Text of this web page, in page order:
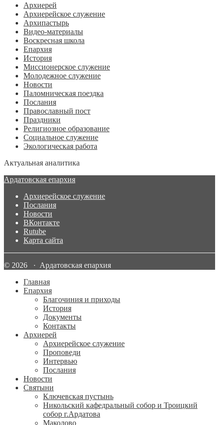
Архиерей
Архиерейское служение
Архипастырь
Видео-материалы
Воскресная школа
Епархия
История
Миссионерское служение
Молодежное служение
Новости
Паломническая поездка
Послания
Православный пост
Праздники
Религиозное образование
Социальное служение
Экологическая работа
Актуальная аналитика
Ардатовская епархия
Архиерейское служение
Послания
Новости
ВКонтакте
Rutube
Карта сайта
© 2026 · Ардатовская епархия
Главная
Епархия
Благочиния и приходы
История
Документы
Контакты
Архиерей
Архиерейское служение
Проповеди
Интервью
Послания
Новости
Святыни
Ключевская пустынь
Никольский кафедральный собор и Троицкий
собор г.Ардатова
Маколово